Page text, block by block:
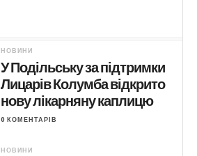
НОВИНИ
У Подільську за підтримки
Лицарів Колумба відкрито
нову лікарняну каплицю
0 КОМЕНТАРІВ
НОВИНИ